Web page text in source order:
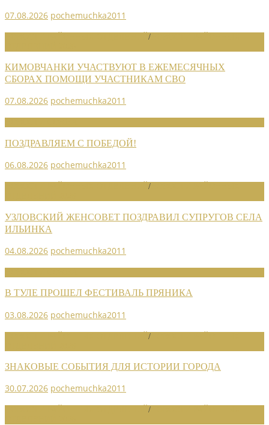
07.08.2026 pochemuchka2011
/
КИМОВЧАНКИ УЧАСТВУЮТ В ЕЖЕМЕСЯЧНЫХ
СБОРАХ ПОМОЩИ УЧАСТНИКАМ СВО
07.08.2026 pochemuchka2011
ПОЗДРАВЛЯЕМ С ПОБЕДОЙ!
06.08.2026 pochemuchka2011
/
УЗЛОВСКИЙ ЖЕНСОВЕТ ПОЗДРАВИЛ СУПРУГОВ СЕЛА
ИЛЬИНКА
04.08.2026 pochemuchka2011
В ТУЛЕ ПРОШЕЛ ФЕСТИВАЛЬ ПРЯНИКА
03.08.2026 pochemuchka2011
/
ЗНАКОВЫЕ СОБЫТИЯ ДЛЯ ИСТОРИИ ГОРОДА
30.07.2026 pochemuchka2011
/